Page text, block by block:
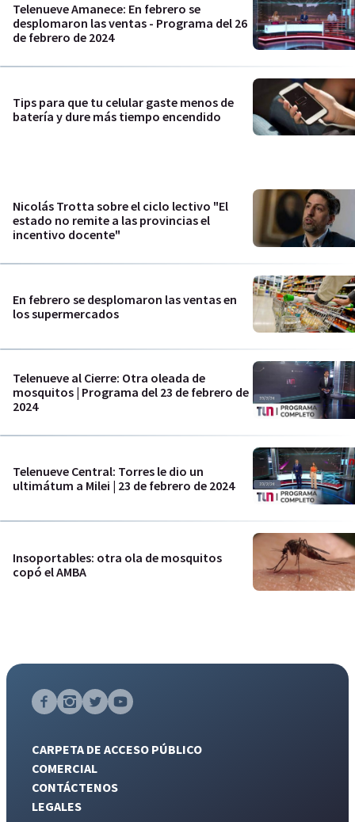
Telenueve Amanece: En febrero se
desplomaron las ventas - Programa del 26
de febrero de 2024
Tips para que tu celular gaste menos de
batería y dure más tiempo encendido
Nicolás Trotta sobre el ciclo lectivo "El
estado no remite a las provincias el
incentivo docente"
En febrero se desplomaron las ventas en
los supermercados
Telenueve al Cierre: Otra oleada de
mosquitos | Programa del 23 de febrero de
2024
Telenueve Central: Torres le dio un
ultimátum a Milei | 23 de febrero de 2024
Insoportables: otra ola de mosquitos
copó el AMBA
CARPETA DE ACCESO PÚBLICO
COMERCIAL
CONTÁCTENOS
LEGALES